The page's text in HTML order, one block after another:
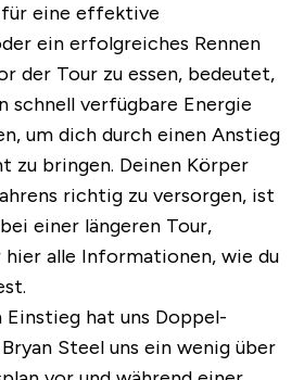
eine effektive
ein erfolgreiches Rennen
der Tour zu essen, bedeutet,
schnell verfügbare Energie
um dich durch einen Anstieg
zu bringen. Deinen Körper
richtig zu versorgen, ist
einer längeren Tour,
hier alle Informationen, wie du
hat uns Doppel-
Steel uns ein wenig über